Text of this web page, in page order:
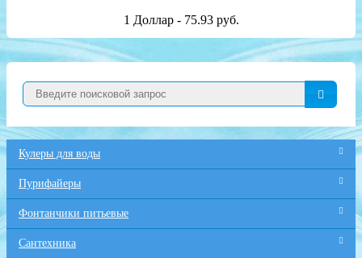
1 Доллар - 75.93 руб.
Кулеры для воды
Пурифайеры
Фонтанчики питьевые
Сантехника